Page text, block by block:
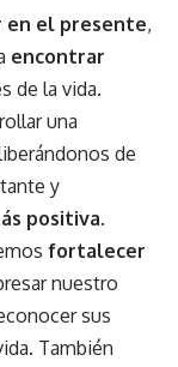
en el presente,
encontrar
de la vida.
una
de
y
positiva.
fortalecer
nuestro
sus
También